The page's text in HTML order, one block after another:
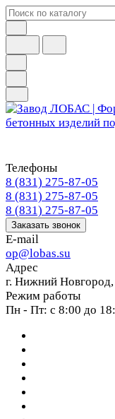
Телефоны
8 (831) 275-87-05
8 (831) 275-87-05
8 (831) 275-87-05
Заказать звонок
E-mail
op@lobas.su
Адрес
г. Нижний
Режим работы
Пн - Пт: с 8:00 до